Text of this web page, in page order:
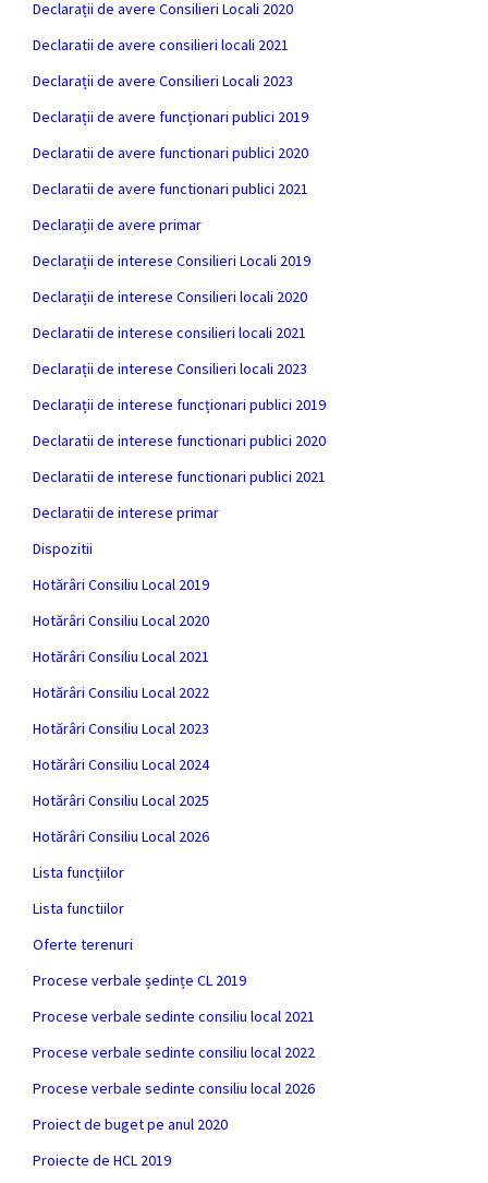
Declarații de avere Consilieri Locali 2020
Declaratii de avere consilieri locali 2021
Declarații de avere Consilieri Locali 2023
Declarații de avere funcționari publici 2019
Declaratii de avere functionari publici 2020
Declaratii de avere functionari publici 2021
Declarații de avere primar
Declarații de interese Consilieri Locali 2019
Declarații de interese Consilieri locali 2020
Declaratii de interese consilieri locali 2021
Declarații de interese Consilieri locali 2023
Declarații de interese funcționari publici 2019
Declaratii de interese functionari publici 2020
Declaratii de interese functionari publici 2021
Declaratii de interese primar
Dispozitii
Hotărâri Consiliu Local 2019
Hotărâri Consiliu Local 2020
Hotărâri Consiliu Local 2021
Hotărâri Consiliu Local 2022
Hotărâri Consiliu Local 2023
Hotărâri Consiliu Local 2024
Hotărâri Consiliu Local 2025
Hotărâri Consiliu Local 2026
Lista funcțiilor
Lista functiilor
Oferte terenuri
Procese verbale ședințe CL 2019
Procese verbale sedinte consiliu local 2021
Procese verbale sedinte consiliu local 2022
Procese verbale sedinte consiliu local 2026
Proiect de buget pe anul 2020
Proiecte de HCL 2019